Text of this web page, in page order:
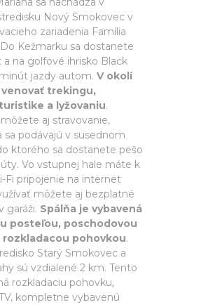
Nový Smokovec v
zariadenia Família
Kežmarku sa dostanete
na golfové ihrisko Black
jazdy autom. V okolí
trekingu,
a lyžovaniu.
aj stravovanie,
sa podávajú v susednom
ktorého sa dostanete pešo
Vo vstupnej hale máte k
Fi pripojenie na internet
môžete aj bezplatné
garáži. Spálňa je vybavená
posteľou, poschodovou
pohovkou.
Starý Smokovec a
sú vzdialené 2 km. Tento
rozkladaciu pohovku,
kompletne vybavenú